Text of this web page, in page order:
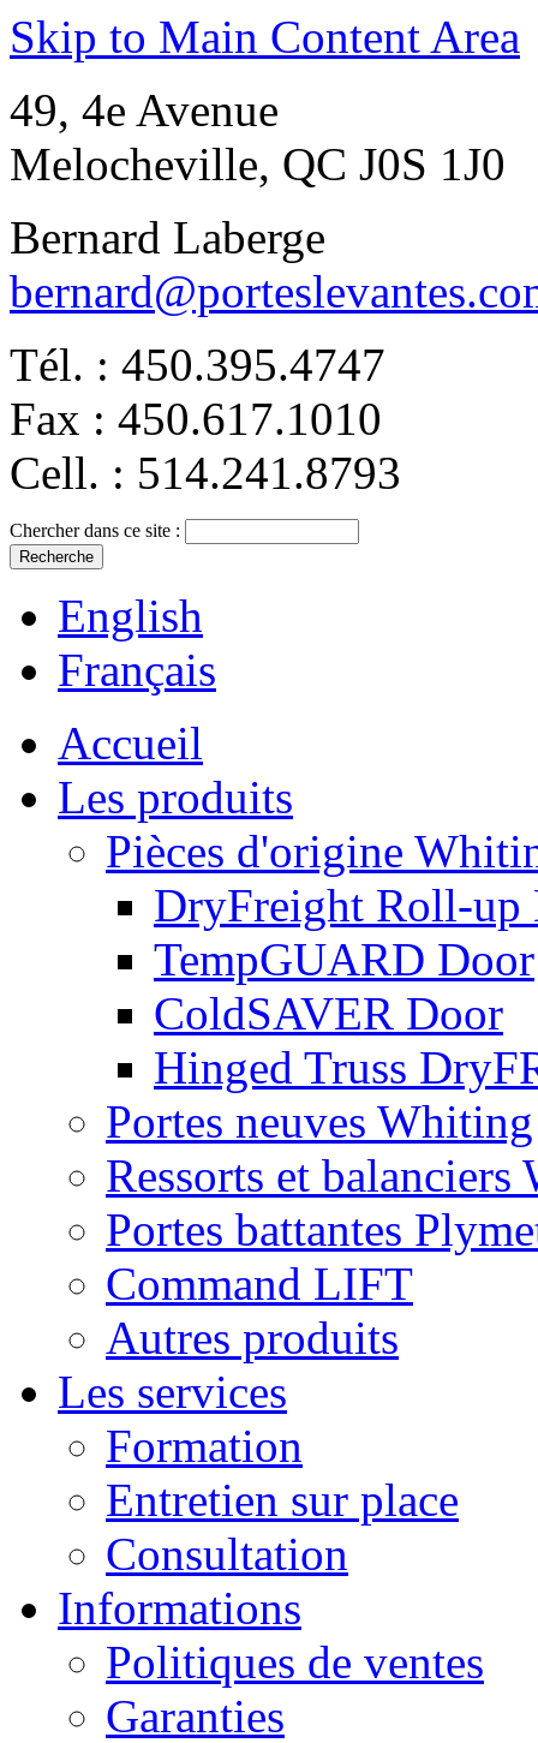
Skip to Main Content Area
49, 4e Avenue
Melocheville, QC J0S 1J0
Bernard Laberge
Tél. : 450.395.4747
Fax : 450.617.1010
Cell. : 514.241.8793
Chercher dans ce site :
English
Français
Accueil
Les produits
Pièces d'origine
DryFreight Roll-up
TempGUARD Door
ColdSAVER Door
Hinged Truss
Portes neuves Whiting
Ressorts et
Portes battantes
Command LIFT
Autres produits
Les services
Formation
Entretien sur place
Consultation
Informations
Politiques de ventes
Garanties